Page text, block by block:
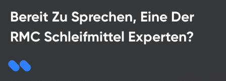
Bereit Zu Sprechen, Eine Der
RMC Schleifmittel Experten?